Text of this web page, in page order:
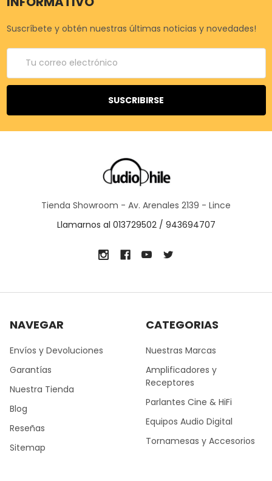
Suscríbete y obtén nuestras últimas noticias y novedades!
Correo
electrónico
Tienda Showroom - Av. Arenales 2139 - Lince
Llamarnos al 013729502 / 943694707
NAVEGAR
Envíos y Devoluciones
Garantías
Nuestra Tienda
Blog
Reseñas
Sitemap
CATEGORIAS
Nuestras Marcas
Amplificadores y
Receptores
Parlantes Cine & HiFi
Equipos Audio Digital
Tornamesas y Accesorios